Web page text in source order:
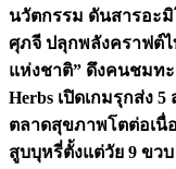
นวัตกรรม ดันสารอะ
ศุภจี ปลุกพลังคราฟต์ไ
แห่งชาติ” ดึงคนชมท
Herbs เปิดเกมรุกส่ง
ตลาดสุขภาพโตต่อเนื่
สูบบุหรี่ตั้งแต่วัย 9 ขวบ